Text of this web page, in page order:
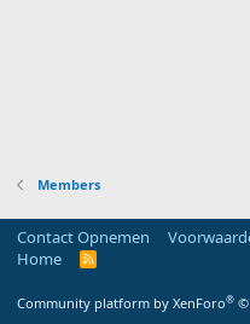
Members
Contact Opnemen
Home
R
Community platform by XenForo® ©